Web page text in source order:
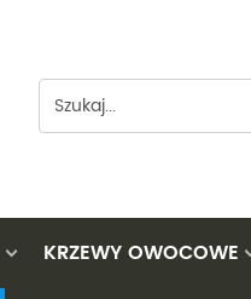
KRZEWY OWOCOWE